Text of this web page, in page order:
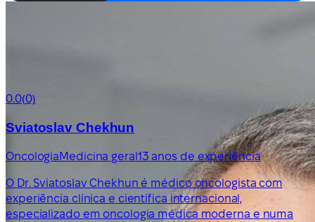
0.0(0)
Sviatoslav Chekhun
Oncologia Medicina geral13 anos de experiência
O Dr. Sviatoslav Chekhun é médico oncologista com
experiência clínica e científica internacional,
especializado em oncologia médica moderna e numa